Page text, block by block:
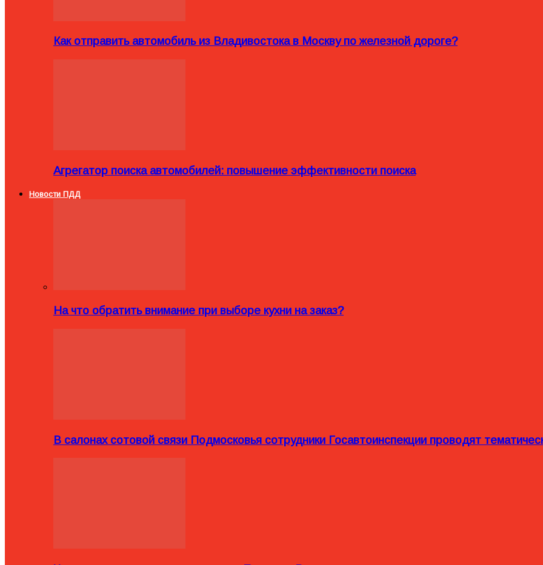
Как отправить автомобиль из Владивостока в Москву по железной дороге?
Агрегатор поиска автомобилей: повышение эффективности поиска
Новости ПДД
На что обратить внимание при выборе кухни на заказ?
В салонах сотовой связи Подмосковья сотрудники Госавтоинспекции проводят